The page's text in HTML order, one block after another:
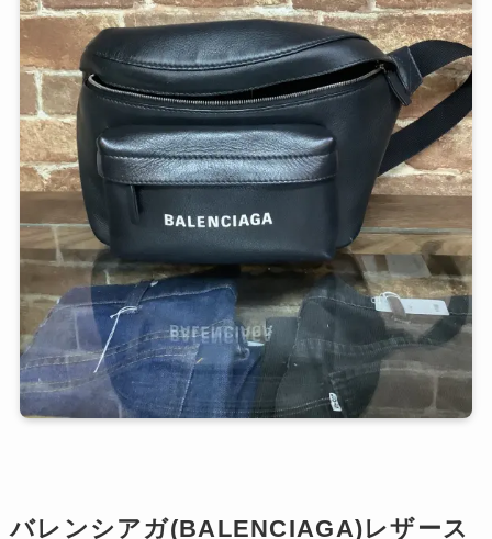
バレンシアガ(BALENCIAGA)レザース